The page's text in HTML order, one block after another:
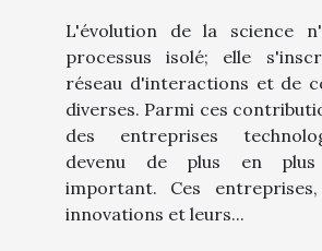
L'évolution de la science
processus isolé; elle
réseau d'interactions et de
diverses. Parmi ces
des entreprises
devenu de plus en
important. Ces
innovations et leurs...